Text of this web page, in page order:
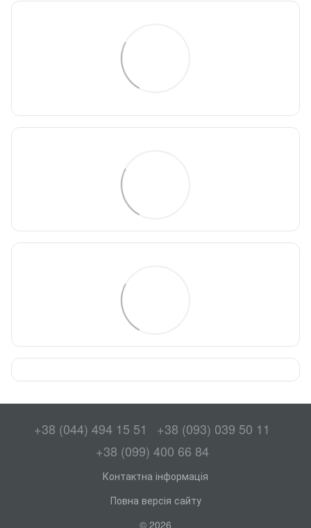
+38 (044) 494 15 51
+38 (093) 039 50 11
+38 (099) 400 66 84
Контактна інформація
Повна версія сайту
© 2026